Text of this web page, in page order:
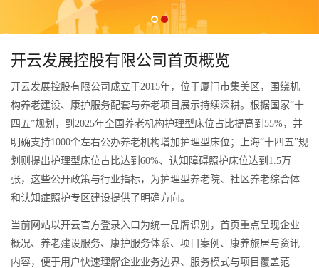
开云发展控股有限公司首页概览
开云发展控股有限公司成立于2015年，位于厦门市集美区，围绕机
构养老建设、康护服务配套与养老项目展示持续深耕。根据国家“十
四五”规划，到2025年全国养老机构护理型床位占比提高到55%，并
明确支持1000个左右公办养老机构增加护理型床位；上海“十四五”规
划则提出护理型床位占比达到60%、认知障碍照护床位达到1.5万
张，这些公开政策与行业指标，为护理型养老院、社区养老综合体
和认知症照护专区建设提供了明确方向。
当前网站以开云官方登录入口为统一品牌识别，首页重点呈现企业
概况、养老建设服务、康护服务体系、项目案例、康养旅居与资讯
内容，便于用户快速理解企业业务边界、服务模式与项目覆盖范